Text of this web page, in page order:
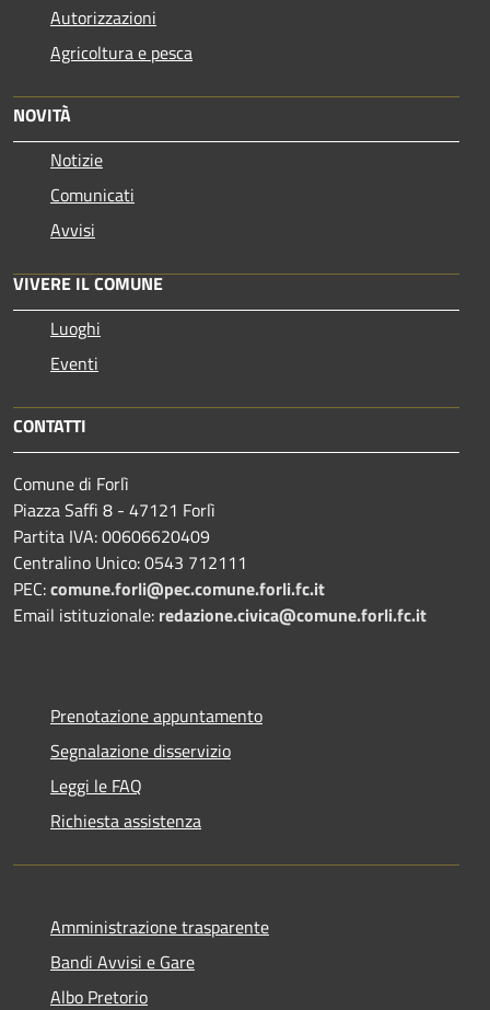
Autorizzazioni
Agricoltura e pesca
NOVITÀ
Notizie
Comunicati
Avvisi
VIVERE IL COMUNE
Luoghi
Eventi
CONTATTI
Comune di Forlì
Piazza Saffi 8 - 47121 Forlì
Partita IVA: 00606620409
Centralino Unico: 0543 712111
PEC:comune.forli@pec.comune.forli.fc.it
Email istituzionale: redazione.civica@comune.forli.fc.it
Prenotazione appuntamento
Segnalazione disservizio
Leggi le FAQ
Richiesta assistenza
Amministrazione trasparente
Bandi Avvisi e Gare
Albo Pretorio